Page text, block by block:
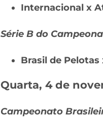
Internacional x
Série B do
Brasil de Pelotas
Quarta, 4 de
Campeonato